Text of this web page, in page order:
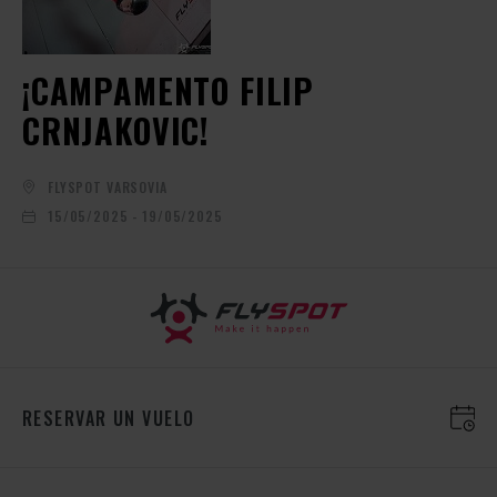
¡CAMPAMENTO FILIP
CRNJAKOVIC!
FLYSPOT VARSOVIA
15/05/2025 - 19/05/2025
RESERVAR UN VUELO